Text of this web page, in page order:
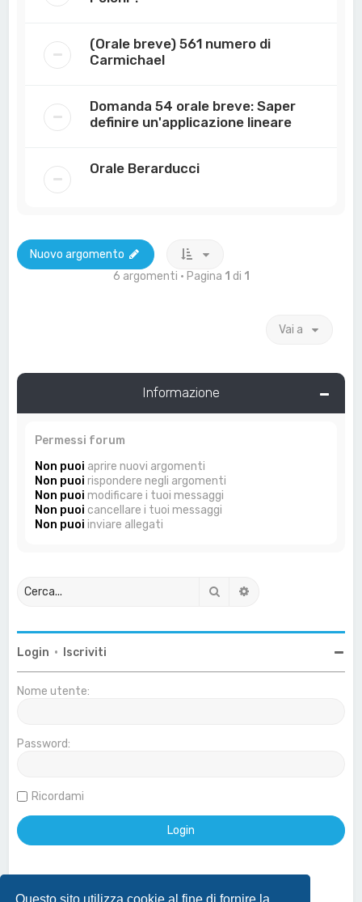
Questo sito utilizza cookie al fine di fornire la
(Orale breve) 561 numero di
Carmichael
Domanda 54 orale breve: Saper
definire un'applicazione lineare
Orale Berarducci
Nuovo argomento
6 argomenti • Pagina 1 di 1
Vai a
Informazione
Permessi forum
Non puoi aprire nuovi argomenti
Non puoi rispondere negli argomenti
Non puoi modificare i tuoi messaggi
Non puoi cancellare i tuoi messaggi
Non puoi inviare allegati
Cerca
Login • Iscriviti
Nome utente:
Password:
Ricordami